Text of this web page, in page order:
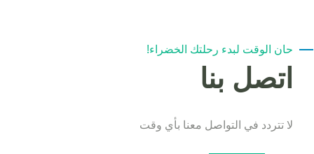
حان الوقت لبدء رحلتك الخضراء!
اتصل بنا
لا تتردد في التواصل معنا بأي وقت